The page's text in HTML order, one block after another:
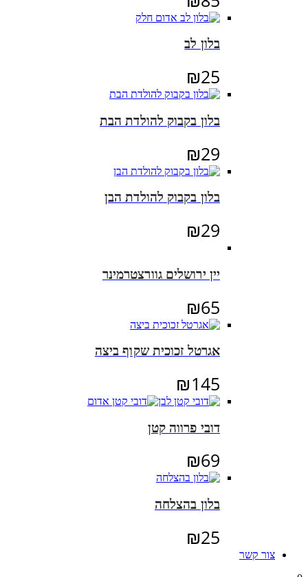
בלון לב
₪25
בלון בקבוק להולדת הבת
₪29
בלון בקבוק להולדת הבן
₪29
יין ירושלים גוורצטרמינר
₪65
אגרטל זכוכית שקוף ביצה
₪145
דובי פרווה קטן
₪69
בלון בהצלחה
₪25
צור קשר